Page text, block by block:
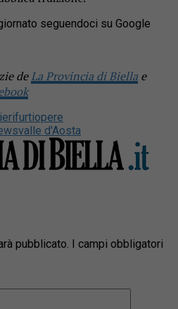
seguendoci su Google
deLa Provincia di Biella e
furtiopere
valle d'Aosta
pubblicato.
I campi obbligatori